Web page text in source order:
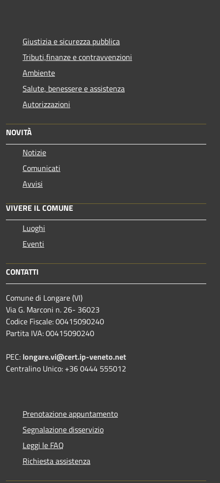
Giustizia e sicurezza pubblica
Tributi,finanze e contravvenzioni
Ambiente
Salute, benessere e assistenza
Autorizzazioni
NOVITÀ
Notizie
Comunicati
Avvisi
VIVERE IL COMUNE
Luoghi
Eventi
CONTATTI
Comune di Longare (VI)
Via G. Marconi n. 26- 36023
Codice Fiscale: 00415090240
Partita IVA: 00415090240
PEC: longare.vi@cert.ip-veneto.net
Centralino Unico: +36 0444 555012
Prenotazione appuntamento
Segnalazione disservizio
Leggi le FAQ
Richiesta assistenza